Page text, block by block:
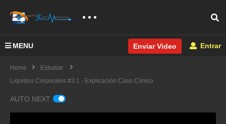
MENU Enviar Video Entrar
Home
Estudiar
Liquidos Corporales #3.1 - Explicación Caso Clínico
AUTO NEXT